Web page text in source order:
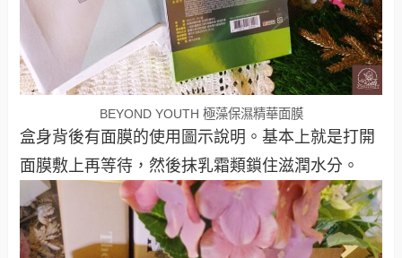
BEYOND YOUTH 極藻保濕精華面膜
盒身背後有面膜的使用圖示說明。基本上就是打開
面膜敷上再等待，然後抹乳霜類鎖住滋潤水分。